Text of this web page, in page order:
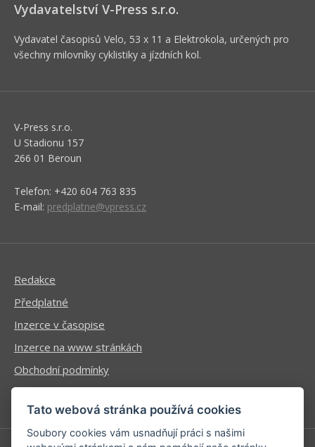
Vydavatelství V-Press s.r.o.
Vydavatel časopisů Velo, 53 x 11 a Elektrokola, určených pro
všechny milovníky cyklistiky a jízdních kol.
V-Press s.r.o.
U Stadionu 157
266 01 Beroun
Telefon: +420 604 763 835
E-mail: predplatne@vpress.cz
Redakce
Předplatné
Inzerce v časopise
Inzerce na www stránkách
Obchodní podmínky
Ochrana osobních údajů
Tato webová stránka používá cookies
Soubory cookies vám usnadňují práci s našimi